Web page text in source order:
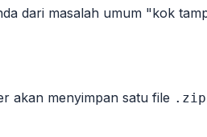
dari masalah umum "kok
akan menyimpan satu file .zip